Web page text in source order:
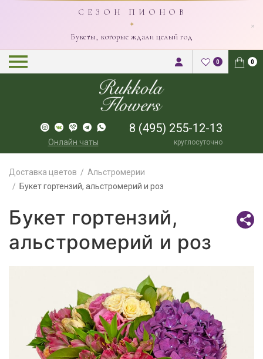
С Е З О Н П И О Н О В
✦
Букеты, которые ждали целый год
×
0 0
Онлайн чаты
8 (495) 255-12-13
круглосуточно
Доставка цветов
Альстромерии
Букет гортензий, альстромерий и роз
Букет гортензий,
альстромерий и роз